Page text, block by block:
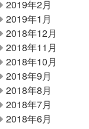
2019年2月
2019年1月
2018年12月
2018年11月
2018年10月
2018年9月
2018年8月
2018年7月
2018年6月